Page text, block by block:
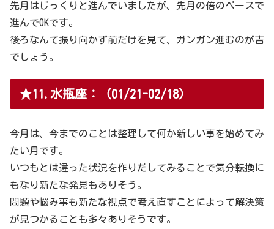
先月はじっくりと進んでいましたが、先月の倍のペースで
進んでOKです。
後ろなんて振り向かず前だけを見て、ガンガン進むのが吉
でしょう。
★11.水瓶座：（01/21-02/18）
今月は、今までのことは整理して何か新しい事を始めてみ
たい月です。
いつもとは違った状況を作りだしてみることで気分転換に
もなり新たな発見もありそう。
問題や悩み事も新たな視点で考え直すことによって解決策
が見つかることも多々ありそうです。